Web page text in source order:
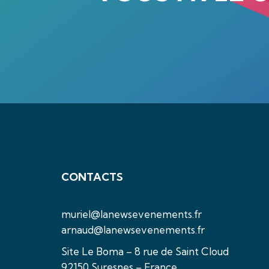
CONTACTS
muriel@lanewsevenements.fr
arnaud@lanewsevenements.fr
Site Le Boma – 8 rue de Saint Cloud